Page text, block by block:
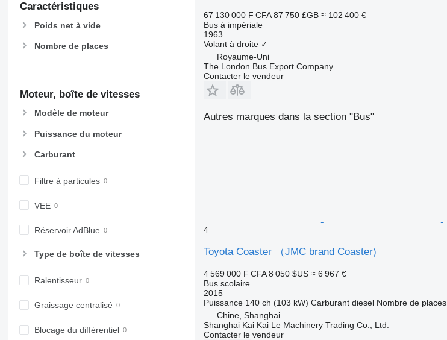
Caractéristiques
Poids net à vide
Nombre de places
Moteur, boîte de vitesses
Modèle de moteur
Puissance du moteur
Carburant
Filtre à particules
VEE
Réservoir AdBlue
Type de boîte de vitesses
Ralentisseur
Graissage centralisé
Blocage du différentiel
67 130 000 F CFA 87 750 £GB ≈ 102 400 €
Bus à impériale
1963
Volant à droite ✓
Royaume-Uni
The London Bus Export Company
Contacter le vendeur
Autres marques dans la section "Bus"
4
Toyota Coaster （JMC brand Coaster)
4 569 000 F CFA 8 050 $US ≈ 6 967 €
Bus scolaire
2015
Puissance 140 ch (103 kW) Carburant diesel Nombre de places
Chine, Shanghai
Shanghai Kai Kai Le Machinery Trading Co., Ltd.
Contacter le vendeur